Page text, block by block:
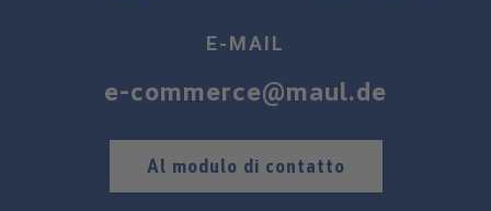
E-MAIL
e-commerce@maul.de
Al modulo di contatto